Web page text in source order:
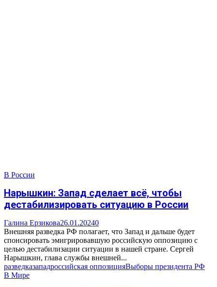
В России
Нарышкин: Запад сделает всё, чтобы
дестабилизировать ситуацию в России
Галина Ерзикова26.01.20240
Внешняя разведка РФ полагает, что Запад и дальше будет
спонсировать эмигрировавшую российскую оппозицию с
целью дестабилизации ситуации в нашей стране. Сергей
Нарышкин, глава службы внешней...
разведказападроссийская оппозицияВыборы президента РФ
В Мире